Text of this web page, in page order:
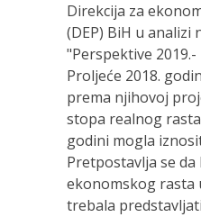
Direkcija za
(DEP) BiH u analizi
"Perspektive 2019.-
Proljeće 2018.
prema njihovoj
stopa realnog
godini mogla
Pretpostavlja se
ekonomskog rasta
trebala